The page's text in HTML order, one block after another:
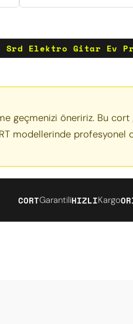
Srd Elektro Gitar Ev
geçmenizi öneririz. Bu
modellerinde profesyonel
CORTGarantiliHIZLIKargo